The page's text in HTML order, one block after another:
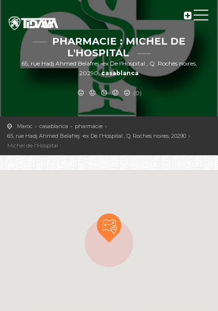
PHARMACIE : MICHEL DE
L'HOSPITAL
65, rue Hadj Ahmed Belafrej -ex De l'Hospital , Q. Roches noires,
20290,casablanca
(0)
Maroc casablanca
pharmacie
65, rue Hadj Ahmed Belafrej -ex De l'Hospital , Q. Roches noires, 20290
Michel de l'Hospital